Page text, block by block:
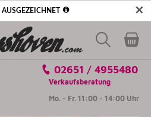
✕
ABONNIEREN
02651 / 4955480
Verkaufsberatung
Mo. - Fr. 11:00 - 14:00 Uhr